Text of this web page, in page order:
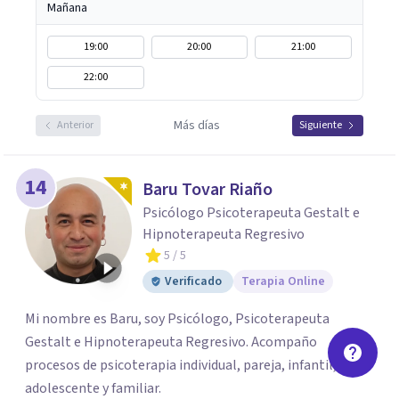
Mañana
19:00 20:00
21:00
22:00
Anterior Más días Siguiente
14 Baru Tovar Riaño
Psicólogo Psicoterapeuta Gestalt e
Hipnoterapeuta Regresivo
5 / 5
Verificado
Terapia Online
Mi nombre es Baru, soy Psicólogo, Psicoterapeuta
Gestalt e Hipnoterapeuta Regresivo. Acompaño
procesos de psicoterapia individual, pareja, infantil,
adolescente y familiar.